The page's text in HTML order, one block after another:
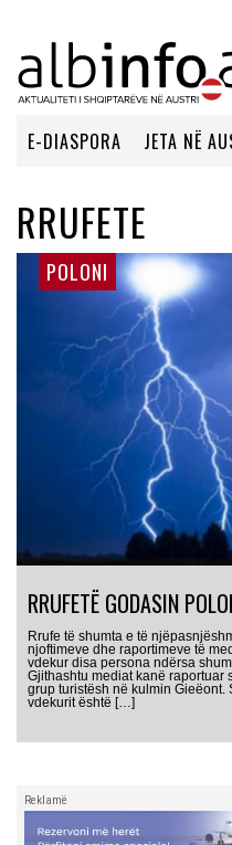
E-DIASPORA JETA NË
RRUFETE
POLONI
RRUFETË GODASIN
Rrufe të shumta e të
njoftimeve dhe raportimeve të
vdekur disa persona ndërsa
Gjithashtu mediat kanë raportuar
grup turistësh në kulmin Gieëont.
vdekurit është […]
Reklamë